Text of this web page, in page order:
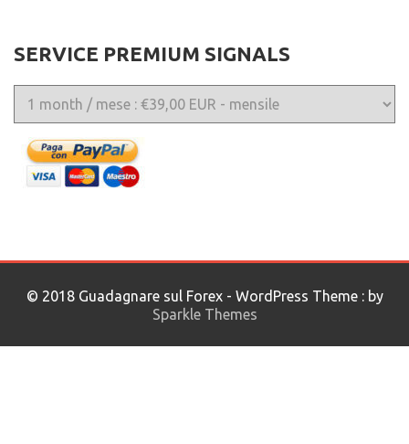
SERVICE PREMIUM SIGNALS
© 2018 Guadagnare sul Forex - WordPress Theme : by
Sparkle Themes